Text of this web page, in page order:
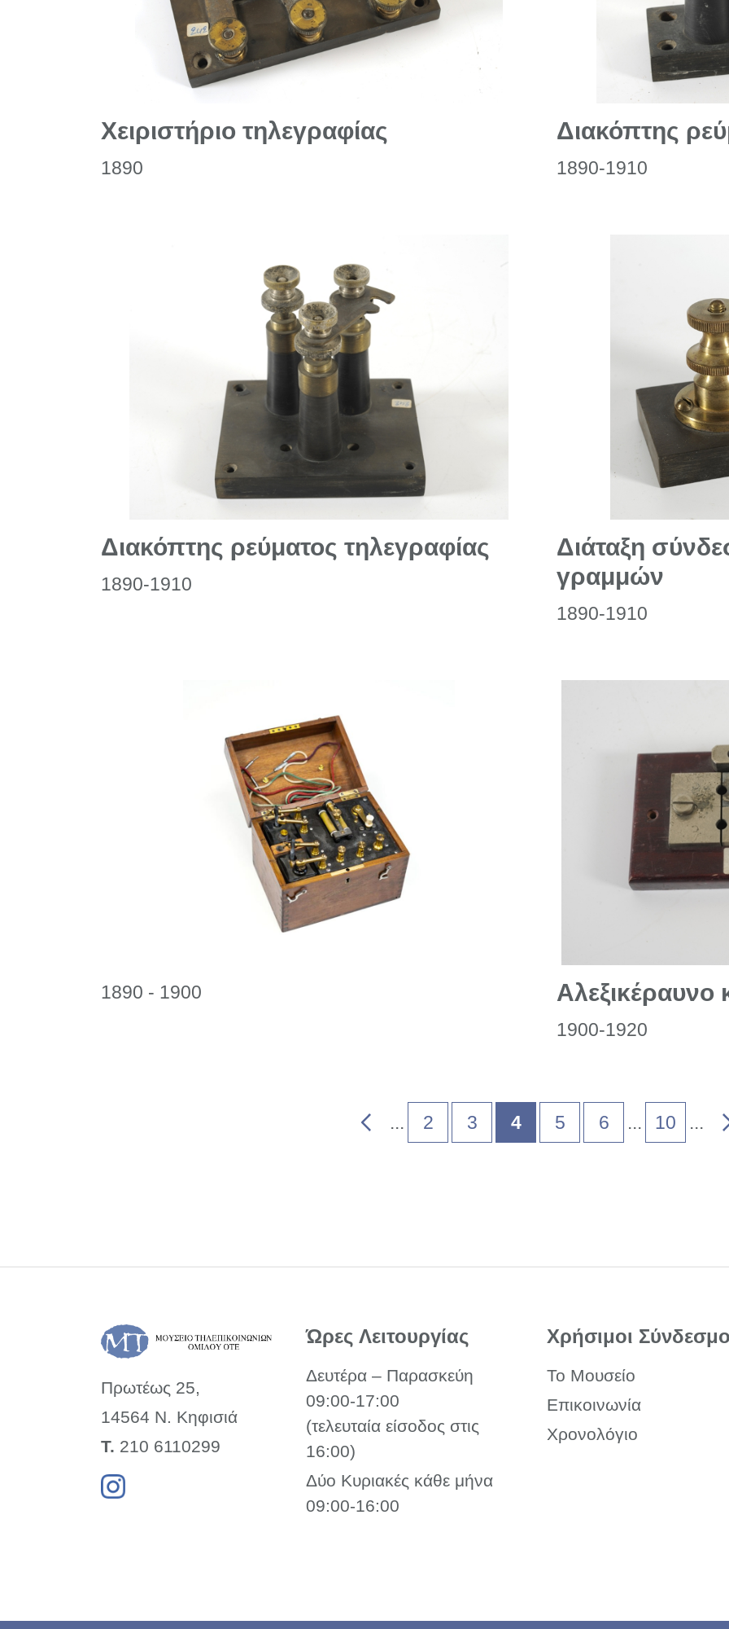
Χειριστήριο τηλεγραφίας
1890
Διακόπτης
1890-1910
Διακόπτης ρεύματος τηλεγραφίας
1890-1910
Διάταξη
γραμμών
1890-1910
1890 - 1900
1900-1920
... 2 3 4 5 6 ... 10 ...
Πρωτέως 25,
14564 Ν. Κηφισιά
Τ. 210 6110299
Ώρες Λειτουργίας
Δευτέρα – Παρασκεύη
09:00-17:00
(τελευταία είσοδος στις
16:00)
Δύο Κυριακές κάθε μήνα
09:00-16:00
Χρήσιμοι
Το Μουσείο
Επικοινωνία
Χρονολόγιο